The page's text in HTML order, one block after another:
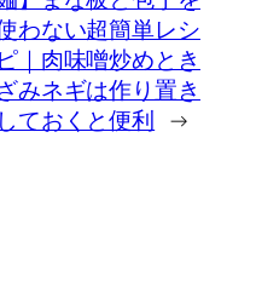
わない超簡単レシ
ピ｜肉味噌炒めとき
みネギは作り置き
しておくと便利 →